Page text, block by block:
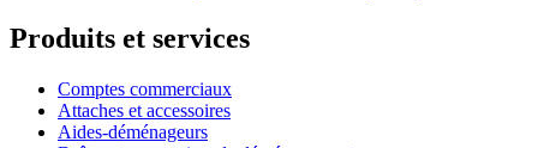
Produits et services
Comptes commerciaux
Attaches et accessoires
Aides-déménageurs